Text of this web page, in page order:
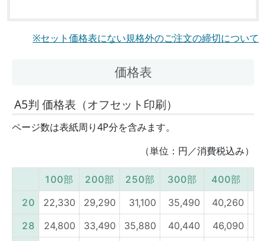
※セット価格表にない規格外のご注文の締切について
価格表
A5判 価格表（オフセット印刷）
ページ数は表紙周り4P分を含みます。
（単位：円／消費税込み）